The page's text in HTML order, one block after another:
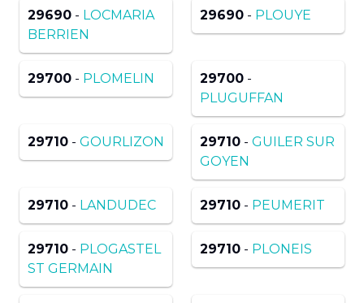
29690 - LOCMARIA
BERRIEN
29690 - PLOUYE
29700 - PLOMELIN 29700 -
PLUGUFFAN
29710 - GOURLIZON 29710 - GUILER SUR
GOYEN
29710 - LANDUDEC 29710 - PEUMERIT
29710 - PLOGASTEL
ST GERMAIN
29710 - PLONEIS